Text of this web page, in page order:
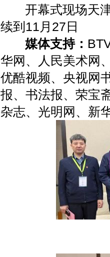
开幕式现场天津
续到11月27日
媒体支持：
华网、人民美术网
优酷视频、央视网
报、书法报、荣宝
杂志、光明网、新